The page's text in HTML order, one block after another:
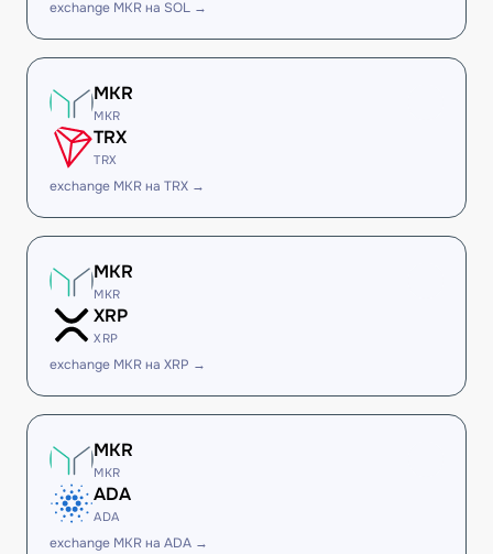
exchange MKR на SOL →
MKR
MKR
TRX
TRX
exchange MKR на TRX →
MKR
MKR
XRP
XRP
exchange MKR на XRP →
MKR
MKR
ADA
ADA
exchange MKR на ADA →